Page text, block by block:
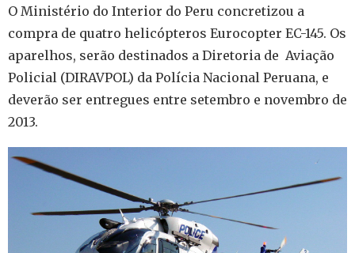
O Ministério do Interior do Peru concretizou a
compra de quatro helicópteros Eurocopter EC-145. Os
aparelhos, serão destinados a Diretoria de Aviação
Policial (DIRAVPOL) da Polícia Nacional Peruana, e
deverão ser entregues entre setembro e novembro de
2013.